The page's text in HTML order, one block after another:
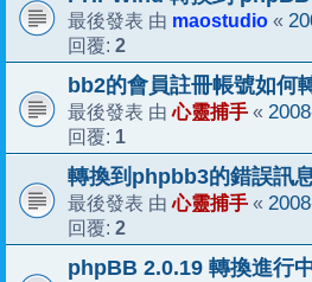
最後發表 由 maostudio «
回覆: 2
bb2的會員註冊帳號如何
最後發表 由心靈捕手 «
回覆: 1
轉換到phpbb3的錯誤訊
最後發表 由心靈捕手 «
回覆: 2
phpBB 2.0.19 轉換進行